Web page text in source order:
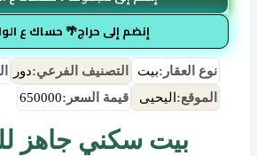
إنضم إلى حراج🌴 حساك ع
نوع العقار:بيت التصنيف الفرعي:دور
الموقع: اليحيى قيمة السعر:650000
بيت سكني جاهز